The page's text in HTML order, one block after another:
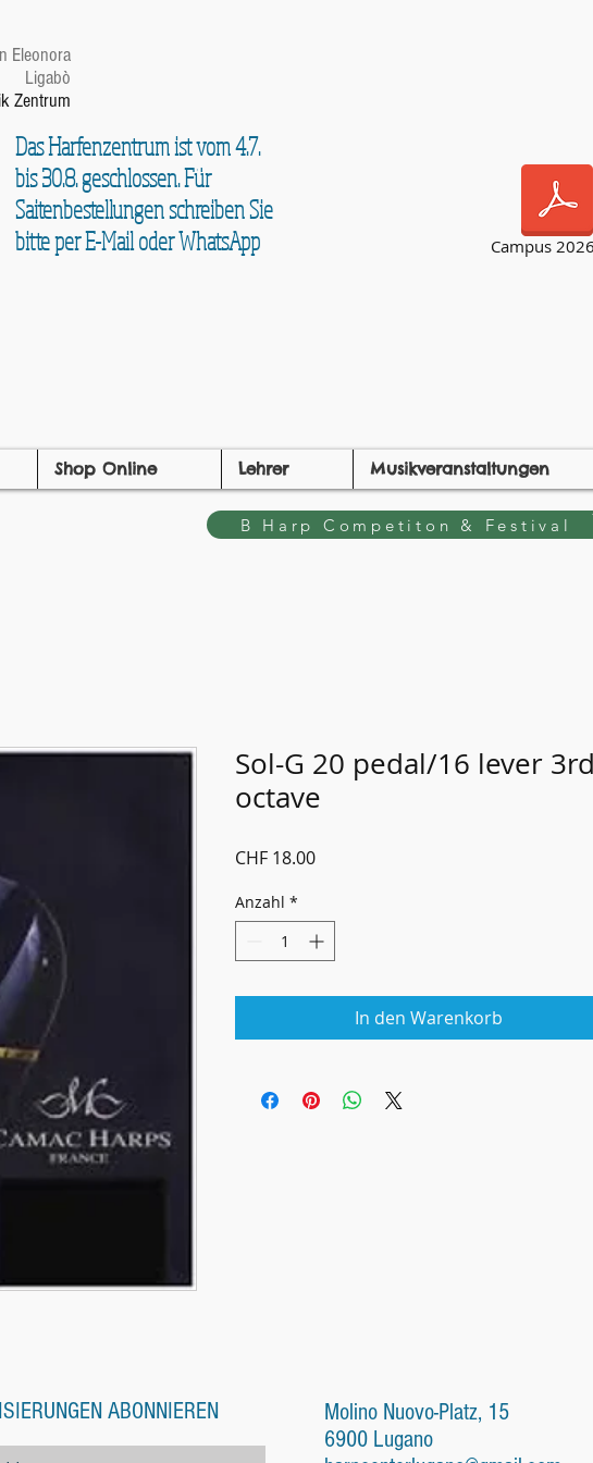
Eleonora
Ligabò
Zentrum
Das Harfenzentrum ist vom 4.7.
bis 30.8. geschlossen. Für
Saitenbestellungen schreiben Sie
bitte per E-Mail oder WhatsApp
Campus
Shop Online Lehrer Musikveranstaltungen
B Harp Competiton & Festival
Sol-G 20 pedal/16 lever 3rd
octave
CHF 18.00Preis
Anzahl *
In den Warenkorb
ABONNIEREN
Molino Nuovo-Platz, 15
6900 Lugano